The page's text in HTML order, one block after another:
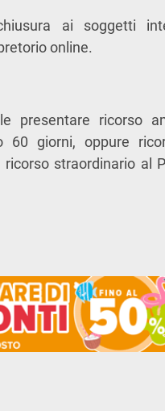
ai soggetti
online.
presentare ricorso
giorni, oppure
straordinario al